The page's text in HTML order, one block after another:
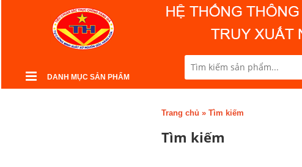
DANH MỤC SẢN PHẨM
Trang chủ » Tìm kiếm
Tìm kiếm